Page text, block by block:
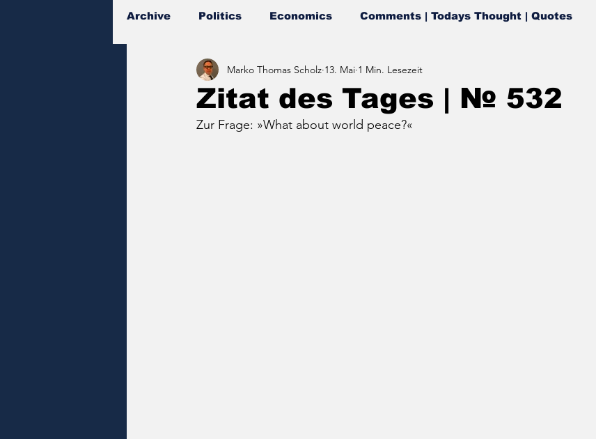
Archive Politics Economics Comments | Todays Thought | Quotes
Documents
Zitat des Tages | № 532
Marko Thomas Scholz 13. Mai 1 Min. Lesezeit
Zur Frage: »What about world peace?«